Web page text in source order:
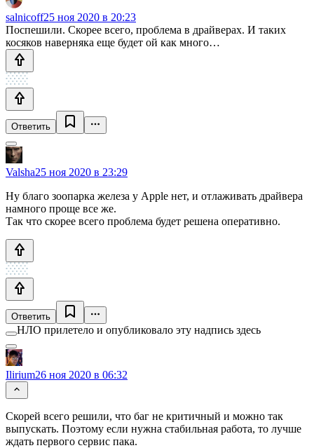
salnicoff25 ноя 2020 в 20:23
Поспешили. Скорее всего, проблема в драйверах. И таких
косяков наверняка еще будет ой как много…
Ответить
Valsha25 ноя 2020 в 23:29
Ну благо зоопарка железа у Apple нет, и отлаживать драйвера
намного проще все же.
Так что скорее всего проблема будет решена оперативно.
Ответить
НЛО прилетело и опубликовало эту надпись здесь
Ilirium26 ноя 2020 в 06:32
Скорей всего решили, что баг не критичный и можно так
выпускать. Поэтому если нужна стабильная работа, то лучше
ждать первого сервис пака.